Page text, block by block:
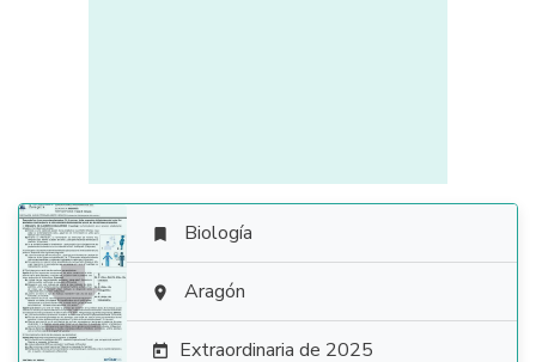

 Biología
 Aragón
 Extraordinaria de 2025